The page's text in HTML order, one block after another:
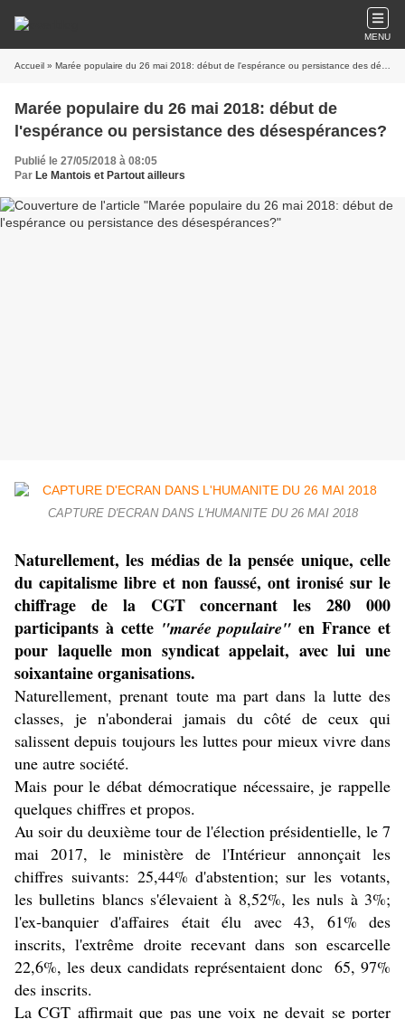
MENU
Accueil » Marée populaire du 26 mai 2018: début de l'espérance ou persistance des désespérances?
Marée populaire du 26 mai 2018: début de
l'espérance ou persistance des désespérances?
Publié le 27/05/2018 à 08:05
Par Le Mantois et Partout ailleurs
CAPTURE D'ECRAN DANS L'HUMANITE DU 26 MAI 2018
Naturellement, les médias de la pensée unique, celle
du capitalisme libre et non faussé, ont ironisé sur le
chiffrage de la CGT concernant les 280 000
participants à cette "marée populaire" en France et
pour laquelle mon syndicat appelait, avec lui une
soixantaine organisations.
Naturellement, prenant toute ma part dans la lutte des
classes, je n'abonderai jamais du côté de ceux qui
salissent depuis toujours les luttes pour mieux vivre dans
une autre société.
Mais pour le débat démocratique nécessaire, je rappelle
quelques chiffres et propos.
Au soir du deuxième tour de l'élection présidentielle, le 7
mai 2017, le ministère de l'Intérieur annonçait les
chiffres suivants: 25,44% d'abstention; sur les votants,
les bulletins blancs s'élevaient à 8,52%, les nuls à 3%;
l'ex-banquier d'affaires était élu avec 43, 61% des
inscrits, l'extrême droite recevant dans son escarcelle
22,6%, les deux candidats représentaient donc 65, 97%
des inscrits.
La CGT affirmait que pas une voix ne devait se porter